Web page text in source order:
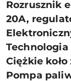
Rozrusznik
20A,
Technologia
Ciężkie
Pompa